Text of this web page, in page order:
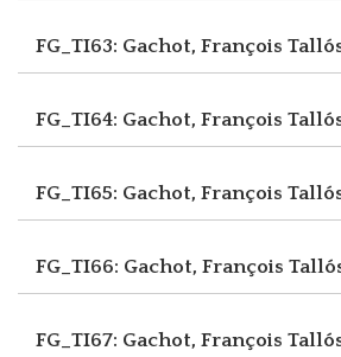
FG_TI63: Gachot, François
FG_TI64: Gachot, François
FG_TI65: Gachot, François
FG_TI66: Gachot, François
FG_TI67: Gachot, François